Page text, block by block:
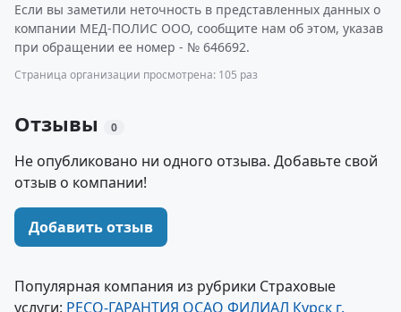
Если вы заметили неточность в представленных данных о
компании МЕД-ПОЛИС ООО, сообщите нам об этом, указав
при обращении ее номер - № 646692.
Страница организации просмотрена: 105 раз
Отзывы 0
Не опубликовано ни одного отзыва. Добавьте свой
отзыв о компании!
Добавить отзыв
Популярная компания из рубрики Страховые
услуги: РЕСО-ГАРАНТИЯ ОСАО ФИЛИАЛ Курск г.